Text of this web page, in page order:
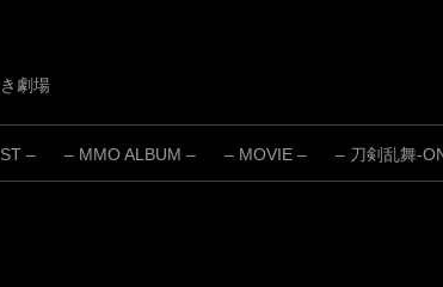
劇場
– – MMO ALBUM – – MOVIE – – 刀剣乱舞-